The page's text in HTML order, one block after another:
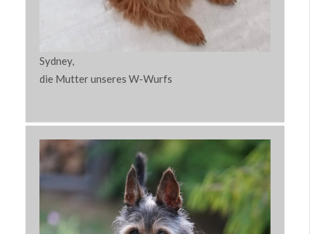
Sydney,
die Mutter unseres W-Wurfs